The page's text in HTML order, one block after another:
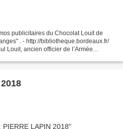
publicitaires du Chocolat Louit de
. - http://bibliotheque.bordeaux.fr/
Louit, ancien officier de l’Armée
2018